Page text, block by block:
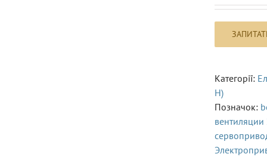
Категорії:
Н)
Позначок: